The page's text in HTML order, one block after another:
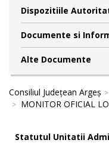
Dispozitiile
Documente si
Alte Documente
Consiliul Județean Argeș
MONITOR OFICIAL
Statutul Unitatii